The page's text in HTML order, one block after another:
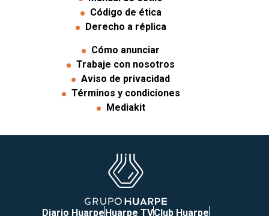
Código de ética
Derecho a réplica
Cómo anunciar
Trabaje con nosotros
Aviso de privacidad
Términos y condiciones
Mediakit
Diario Huarpe Huarpe TVClub Huarpe